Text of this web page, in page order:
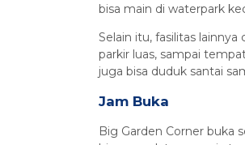
bisa main di waterpark
Selain itu, fasilitas
parkir luas, sampai
juga bisa duduk santai
Jam Buka
Big Garden Corner buka